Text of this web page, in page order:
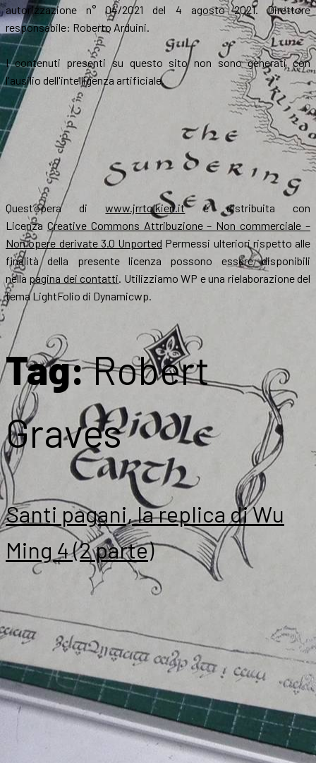
autorizzazione n° 04/2021 del 4 agosto 2021. Direttore
responsabile: Roberto Arduini.
I contenuti presenti su questo sito non sono generati con
l'ausilio dell'intelligenza artificiale.
Quest’opera diwww.jrrtolkien.itè distribuita con
Licenza Creative Commons Attribuzione – Non commerciale –
Non opere derivate 3.0 Unported Permessi ulteriori rispetto alle
finalità della presente licenza possono essere disponibili
nella pagina dei contatti. Utilizziamo WP e una rielaborazione del
tema LightFolio di Dynamicwp.
Tag:Robert
Graves
Santi pagani, la replica di Wu
Ming 4 (2 parte)